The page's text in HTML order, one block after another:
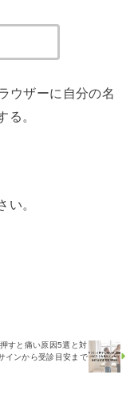
ウザーに自分の名
る。
い。
すと痛い原因5選と対
インから受診目安まで